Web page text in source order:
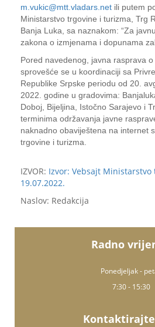
m.vukic@mtt.vladars.net ili putem
Ministarstvo trgovine i turizma, Trg
Banja Luka, sa naznakom: “Za
zakona o izmjenama i dopunama
Pored navedenog, javna rasprava
sprovešće se u koordinaciji sa
Republike Srpske periodu od 20.
2022. godine u gradovima:
Doboj, Bijeljina, Istočno Sarajevo i
terminima održavanja javne
naknadno obaviještena na internet
trgovine i turizma.
IZVOR: Izvor: Vebsajt
19.07.2022.
Naslov: Redakcija
Radno
Ponedjeljak -
7:30 - 15:30